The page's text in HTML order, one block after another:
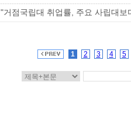
"거점국립대 취업률, 주요 사립대보
1 2 3 4 5